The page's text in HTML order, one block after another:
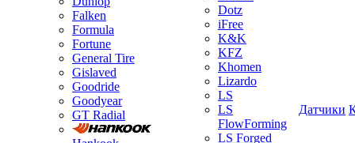
Falken
Formula
Fortune
General Tire
Gislaved
Goodride
Goodyear
GT Radial
Dotz
iFree
K&K
KFZ
Khomen
Lizardo
LS
LS
FlowForming
LS Forged
Датчики